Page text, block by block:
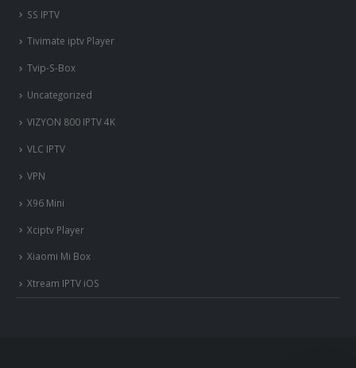
SS IPTV
Tivimate iptv Player
Tvip-S-Box
Uncategorized
VIZYON 800 IPTV 4K
VLC IPTV
VPN
X96 Mini
Xciptv Player
Xiaomi Mi Box
Xtream IPTV iOS